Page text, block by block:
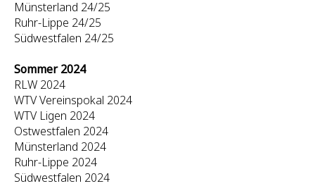
Münsterland 24/25
Ruhr-Lippe 24/25
Südwestfalen 24/25
Sommer 2024
RLW 2024
WTV Vereinspokal 2024
WTV Ligen 2024
Ostwestfalen 2024
Münsterland 2024
Ruhr-Lippe 2024
Südwestfalen 2024